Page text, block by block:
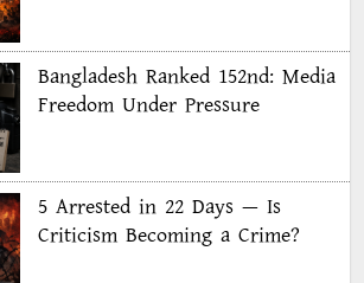
Bangladesh Ranked 152nd: Media
Freedom Under Pressure
5 Arrested in 22 Days — Is
Criticism Becoming a Crime?